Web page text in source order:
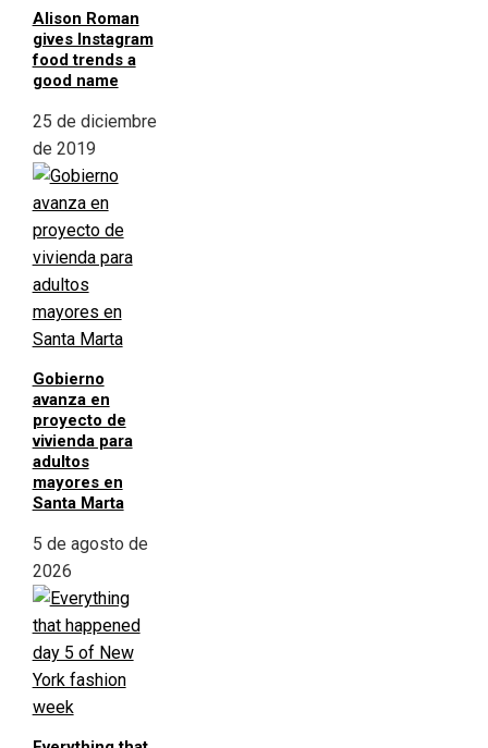
Alison Roman
gives Instagram
food trends a
good name
25 de diciembre
de 2019
Gobierno
avanza en
proyecto de
vivienda para
adultos
mayores en
Santa Marta
5 de agosto de
2026